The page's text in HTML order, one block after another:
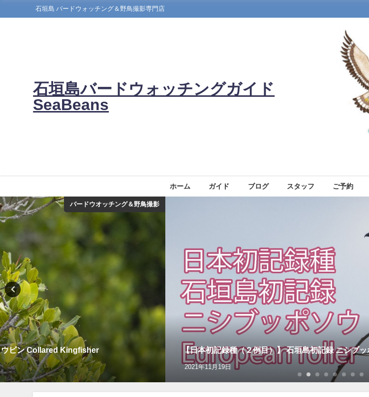
石垣島 バードウォッチング＆野鳥撮影専門店
石垣島バードウォッチングガイド
SeaBeans
ホーム ガイド ブログ スタッフ ご予約
バードウオッチング＆野鳥撮影
ウビン Collared Kingfisher 【日本初記録種（２例目）】 石垣島初記録 ニシブ
2021年11月19日